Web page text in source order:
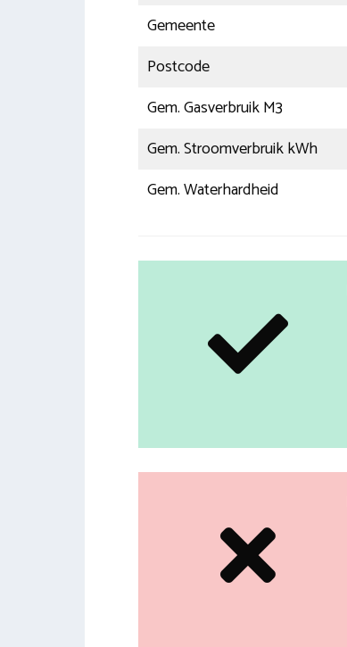
Gemeente
Postcode
Gem. Gasverbruik M3
Gem. Stroomverbruik kWh
Gem. Waterhardheid